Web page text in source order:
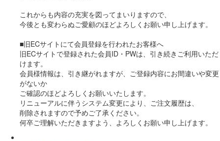
これからも内容の充実を図ってまいりますので、
今後とも変わらぬご愛顧のほどよろしくお願い申し上げます。
■旧ECサイトにて会員登録を行われたお客様へ
旧ECサイトで登録された会員ID・PWは、引き続きご利用いただ
けます。
会員様情報は、引き継がれますが、ご登録内容にお間違いや変更
がないか
ご確認のほどよろしくお願いいたします。
リニューアルに伴うシステム変更により、ご注文履歴は、
削除されますので予めご了承ください。
何卒ご理解いただきますよう、よろしくお願い申し上げます。